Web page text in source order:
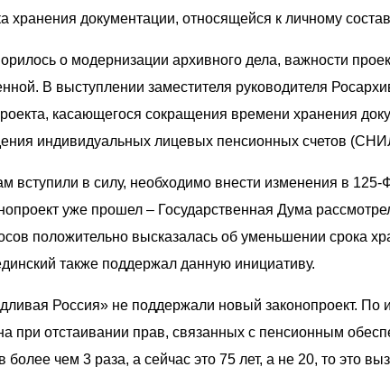
хранения документации, относящейся к личному
о модернизации архивного дела, важности
В выступлении заместителя руководителя
касающегося сокращения времени хранения
индивидуальных лицевых пенсионных счетов
вступили в силу, необходимо внести изменения в
уже прошел – Государственная Дума
положительно высказалась об уменьшении срока
также поддержал данную инициативу.
Россия» не поддержали новый законопроект. По
при отстаивании прав, связанных с пенсионным
чем 3 раза, а сейчас это 75 лет, а не 20, то это